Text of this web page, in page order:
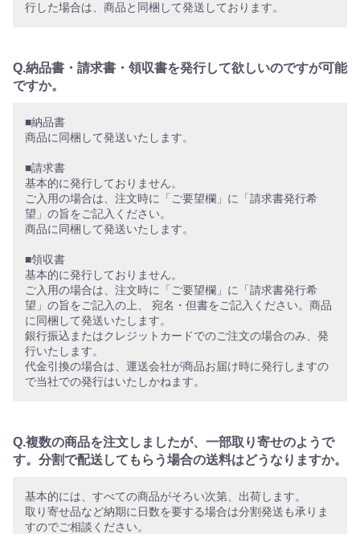
行した場合は、商品と同梱して発送しております。
Q.納品書・請求書・領収書を発行して欲しいのですが可能
ですか。
■納品書
商品に同梱して発送いたします。
■請求書
基本的に発行しておりません。
ご入用の場合は、注文時に「ご要望欄」に「請求書発行希
望」の旨をご記入ください。
商品に同梱して発送いたします。
■領収書
基本的に発行しておりません。
ご入用の場合は、注文時に「ご要望欄」に「請求書発行希
望」の旨をご記入の上、 宛名・但書をご記入ください。商品
に同梱して発送いたします。
銀行振込またはクレジットカードでのご注文の場合のみ、発
行いたします。
代金引換の場合は、運送会社が商品お届け時に発行しますの
で当社での発行はいたしかねます。
Q.複数の商品を注文しましたが、一部取り寄せのようで
す。分割で配送してもらう場合の送料はどうなりますか。
基本的には、すべての商品がそろい次第、出荷します。
取り寄せ品など納期に日数を要する場合は分割発送も承りま
すのでご相談ください。